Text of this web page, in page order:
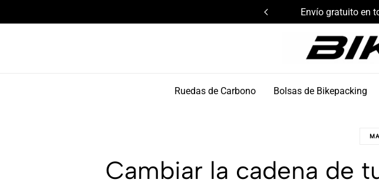
Envío gratuito en
Ruedas de Carbono Bolsas de Bikepacking
Cambiar la cadena de